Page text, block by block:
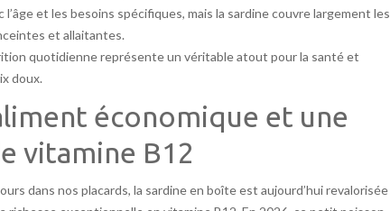
et les besoins spécifiques, mais la sardine couvre largement les
et allaitantes.
quotidienne représente un véritable atout pour la santé et
doux.
économique et une
vitamine B12
dans nos placards, la sardine en boîte est aujourd’hui revalorisée